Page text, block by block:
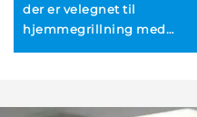
der er velegnet til
hjemmegrillning med
træhåndtag